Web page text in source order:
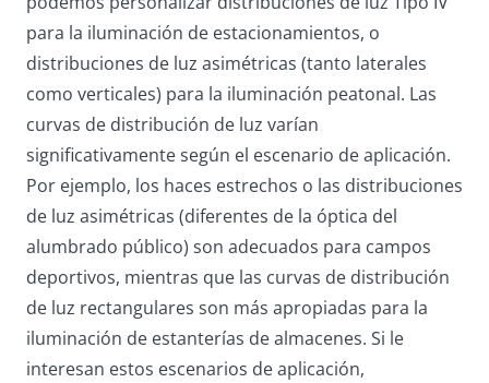
para la iluminación de estacionamientos, o
distribuciones de luz asimétricas (tanto laterales
como verticales) para la iluminación peatonal. Las
curvas de distribución de luz varían
significativamente según el escenario de aplicación.
Por ejemplo, los haces estrechos o las distribuciones
de luz asimétricas (diferentes de la óptica del
alumbrado público) son adecuados para campos
deportivos, mientras que las curvas de distribución
de luz rectangulares son más apropiadas para la
iluminación de estanterías de almacenes. Si le
interesan estos escenarios de aplicación,